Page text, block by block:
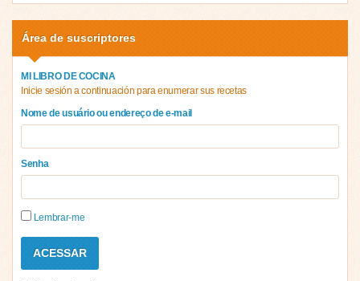
Área de suscriptores
MI LIBRO DE COCINA
Inicie sesión a continuación para enumerar sus recetas
Nome de usuário ou endereço de e-mail
Senha
Lembrar-me